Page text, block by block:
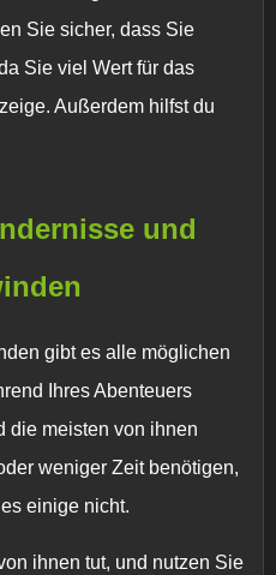
Sie sicher, dass Sie
Sie viel Wert für das
Außerdem hilfst du
und
gibt es alle möglichen
Ihres Abenteuers
die meisten von ihnen
weniger Zeit benötigen,
einige nicht.
ihnen tut, und nutzen Sie